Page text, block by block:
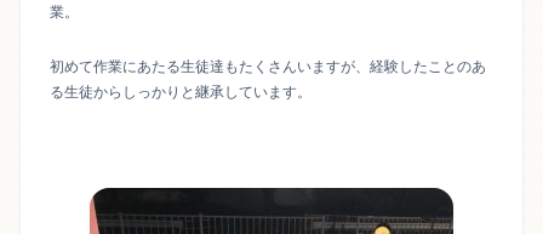
業。
初めて作業にあたる生徒達もたくさんいますが、経験したことのあ
る生徒からしっかりと継承しています。